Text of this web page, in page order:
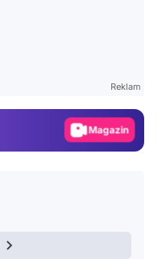
Reklam
Video